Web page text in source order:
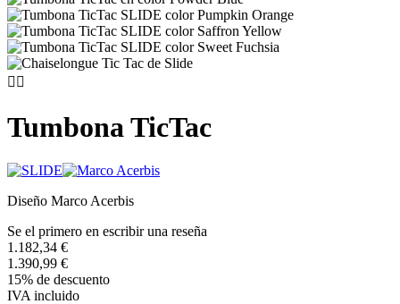
 
Tumbona TicTac
Diseño Marco Acerbis
Se el primero en escribir una reseña
1.182,34 €
1.390,99 €
15% de descuento
IVA incluido